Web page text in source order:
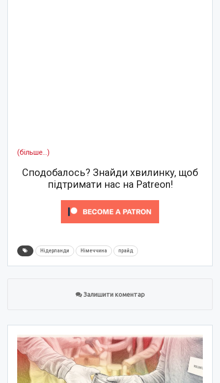
(більше…)
Сподобалось? Знайди хвилинку, щоб
підтримати нас на Patreon!
Нідерланди Німеччина прайд
Залишити коментар